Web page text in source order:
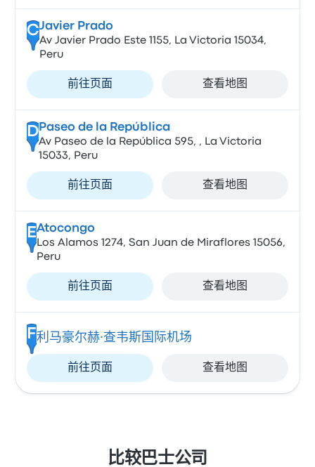
CJavier Prado
Av Javier Prado Este 1155, La Victoria 15034,
Peru
前往页面 查看地图
DPaseo de la República
Av Paseo de la República 595, , La Victoria
15033, Peru
前往页面 查看地图
EAtocongo
Los Alamos 1274, San Juan de Miraflores 15056,
Peru
前往页面 查看地图
F利马豪尔赫·查韦斯国际机场
前往页面 查看地图
比较巴士公司